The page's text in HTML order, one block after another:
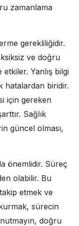
zamanlama
gerekliliğidir.
ve doğru
etkiler. Yanlış bilgi
hatalardan biridir.
için gereken
Sağlık
güncel olması,
önemlidir. Süreç
olabilir. Bu
etmek ve
sürecin
doğru